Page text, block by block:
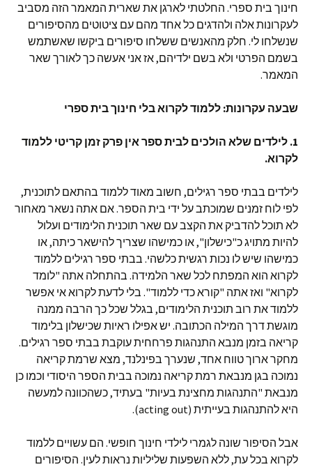
חינוך בית ספרי. החלטתי לארגן את שארית המאמר הזה מסביב
לעקרונות אלה ולהדגים כל אחד מהם עם ציטוטים מהסיפורים
שנשלחו לי. חלק מהאנשים ששלחו סיפורים ביקשו שאשתמש
בשמם הפרטי ולא בשם ילדיהם, אז אני אעשה כך לאורך שאר
המאמר.
שבעה עקרונות: ללמוד לקרוא בלי חינוך בית ספרי
1. לילדים שלא הולכים לבית ספר אין פרק זמן קריטי ללמוד
לקרוא.
לילדים בבתי ספר רגילים, חשוב מאוד ללמוד בהתאם לתוכנית,
לפי לוח זמנים שמוכתב על ידי בית הספר. אם אתה נשאר מאחור
לא תוכל להדביק את הקצב עם שאר תוכנית הלימודים ועלול
להיות מתויג כ"כישלון", או כמישהו שצריך להישאר כיתה, או
כמישהו שיש לו נכות רגשית כלשהי. בבתי ספר רגילים ללמוד
לקרוא הוא המפתח לכל שאר הלמידה. בהתחלה אתה "לומד
לקרוא" ואז אתה "קורא כדי ללמוד". בלי לדעת לקרוא אי אפשר
ללמוד את רוב תוכנית הלימודים, בגלל שכל כך הרבה ממנה
מוגשת דרך המילה הכתובה. יש אפילו ראיות שכישלון בלימוד
קריאה בזמן מנבא התנהגות פרחחית עוקבת בבתי ספר רגילים.
מחקר ארוך טווח אחד, שנערך בפינלנד, מצא שרמת קריאה
נמוכה בגן מנבאת רמת קריאה נמוכה בבית הספר היסודי וכמו כן
מנבאת "התנהגות מחצינת בעיות" בעתיד, כשהכוונה למעשה
היא להתנהגות בעייתית (acting out).
אבל הסיפור שונה לגמרי לילדי חינוך חופשי. הם עשויים ללמוד
לקרוא בכל עת, ללא השפעות שליליות נראות לעין. הסיפורים